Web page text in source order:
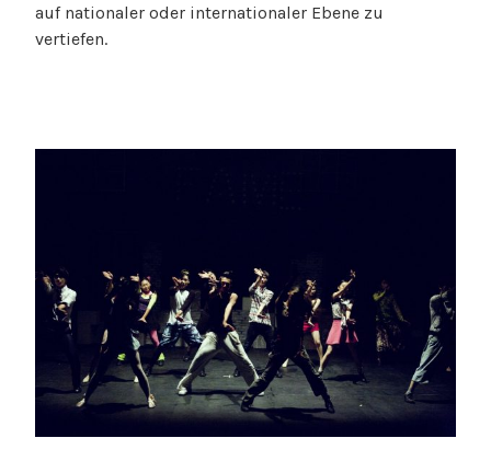
auf nationaler oder internationaler Ebene zu
vertiefen.